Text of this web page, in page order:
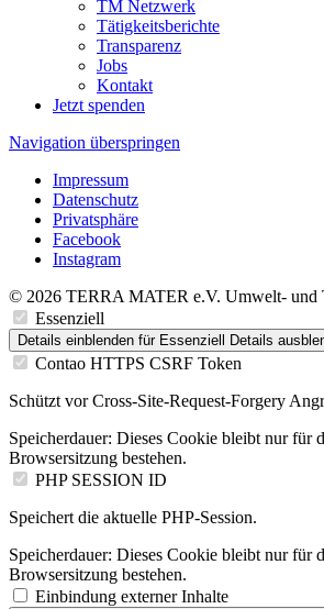
TM Netzwerk
Tätigkeitsberichte
Transparenz
Jobs
Kontakt
Jetzt spenden
Navigation überspringen
Impressum
Datenschutz
Privatsphäre
Facebook
Instagram
© 2026 TERRA MATER e.V. Umwelt- und
Essenziell
Details einblenden für Essenziell Details
Contao HTTPS CSRF Token
Schützt vor Cross-Site-Request-Forgery
Speicherdauer: Dieses Cookie bleibt nur für
Browsersitzung bestehen.
PHP SESSION ID
Speichert die aktuelle PHP-Session.
Speicherdauer: Dieses Cookie bleibt nur für
Browsersitzung bestehen.
Einbindung externer Inhalte